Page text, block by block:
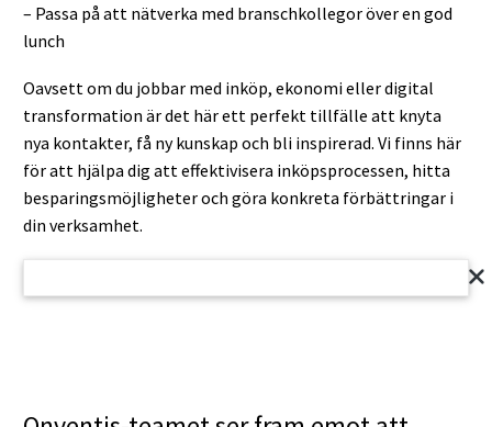
– Passa på att nätverka med branschkollegor över en god
lunch
Oavsett om du jobbar med inköp, ekonomi eller digital
transformation är det här ett perfekt tillfälle att knyta
nya kontakter, få ny kunskap och bli inspirerad. Vi finns här
för att hjälpa dig att effektivisera inköpsprocessen, hitta
besparingsmöjligheter och göra konkreta förbättringar i
din verksamhet.